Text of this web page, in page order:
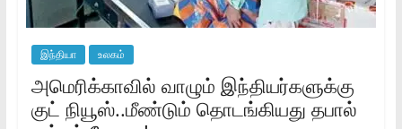
இந்தியா உலகம்
அமெரிக்காவில் வாழும் இந்தியர்களுக்கு
குட் நியூஸ்..மீண்டும் தொடங்கியது தபால்